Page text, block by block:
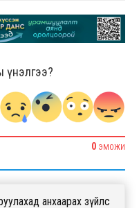
үнэлгээ?
0 ЭМОЖИ
анхаарах зүйлс